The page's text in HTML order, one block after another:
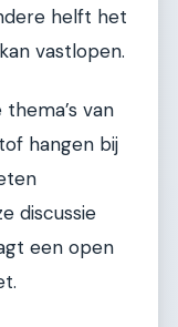
helft het
vastlopen.
van
hangen bij
discussie
een open